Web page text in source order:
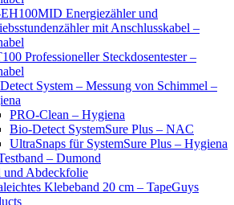
Energiezähler und
mit Anschlusskabel –
Professioneller Steckdosentester –
System – Messung von Schimmel –
PRO-Clean – Hygiena
Bio-Detect SystemSure Plus – NAC
UltraSnaps für SystemSure Plus – Hygiena
– Dumond
und Abdeckfolie
Klebeband 20 cm – TapeGuys